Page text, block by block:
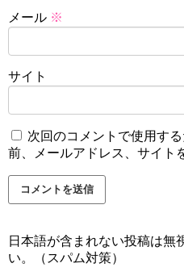
メール ※
サイト
次回のコメントで使用す
前、メールアドレス、サイト
日本語が含まれない投稿は無
い。（スパム対策）